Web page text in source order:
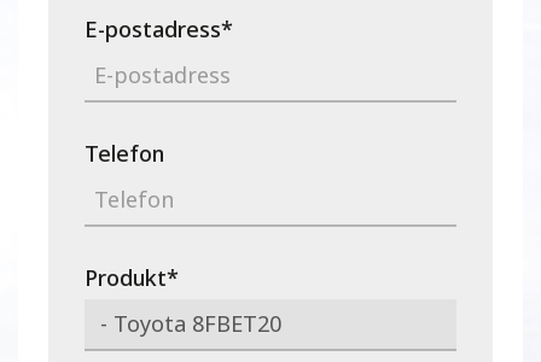
E-postadress*
Telefon
Produkt*